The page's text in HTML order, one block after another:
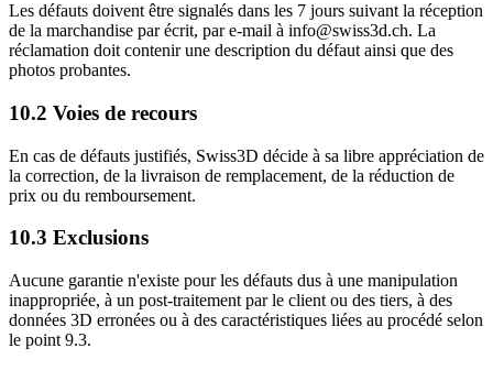
Les défauts doivent être signalés dans les 7 jours suivant la réception
de la marchandise par écrit, par e-mail à info@swiss3d.ch. La
réclamation doit contenir une description du défaut ainsi que des
photos probantes.
10.2 Voies de recours
En cas de défauts justifiés, Swiss3D décide à sa libre appréciation de
la correction, de la livraison de remplacement, de la réduction de
prix ou du remboursement.
10.3 Exclusions
Aucune garantie n'existe pour les défauts dus à une manipulation
inappropriée, à un post-traitement par le client ou des tiers, à des
données 3D erronées ou à des caractéristiques liées au procédé selon
le point 9.3.